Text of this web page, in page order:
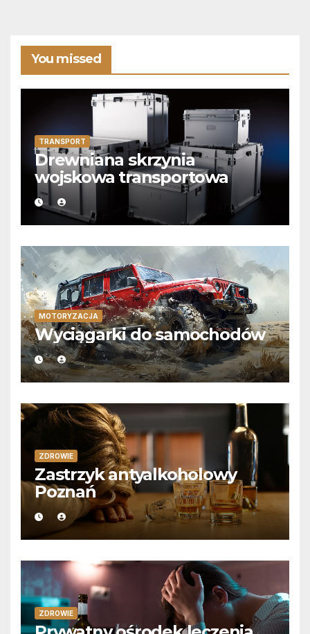
You missed
TRANSPORT
Drewniana skrzynia
wojskowa transportowa
MOTORYZACJA
Wyciągarki do samochodów
ZDROWIE
Zastrzyk antyalkoholowy
Poznań
ZDROWIE